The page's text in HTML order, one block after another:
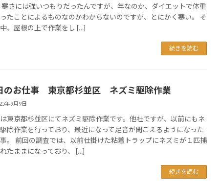
寒さには強いつもりだったんですが、年なのか、ダイエットで体重
たことによるものなのかわからないのですが、とにかく寒い。 そ
、屋根の上で作業をし […]
続きを読む
のお仕事 東京都杉並区 ネズミ駆除作業
年9月9日
東京都杉並区にてネズミ駆除作業です。他社ですが、以前にもネ
除作業を行っており、最近になって足音が聞こえるようになった
。 前回の調査では、以前仕掛けた粘着トラップにネズミが１匹捕
たままになっており、 […]
続きを読む